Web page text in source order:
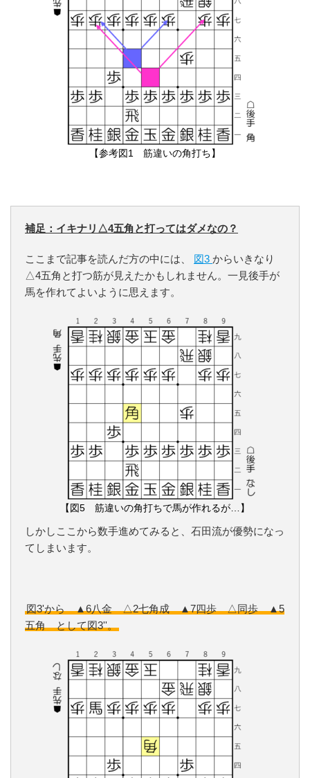
【参考図1 筋違いの角打ち】
補足：イキナリ△4五角と打ってはダメなの？
ここまで記事を読んだ方の中には、 図3 からいきなり
△4五角と打つ筋が見えたかもしれません。一見後手が
馬を作れてよいように思えます。
【図5 筋違いの角打ちで馬が作れるが…】
しかしここから数手進めてみると、石田流が優勢になっ
てしまいます。
図3'から ▲6八金 △2七角成 ▲7四歩 △同歩 ▲5
五角 として図3''。